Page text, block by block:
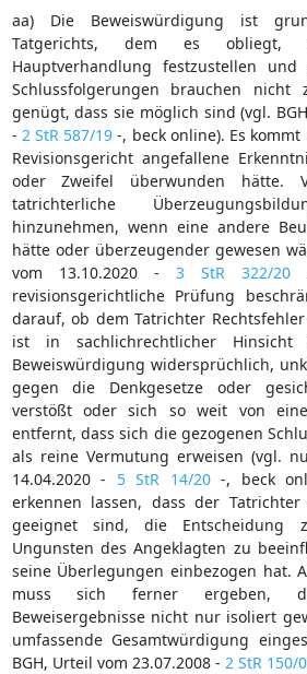
aa) Die Beweiswürdigung ist
Tatgerichts, dem es obliegt,
Hauptverhandlung festzustellen
Schlussfolgerungen brauchen
genügt, dass sie möglich sind (vgl.
- 2 StR 587/19 -, beck online). Es
Revisionsgericht angefallene
oder Zweifel überwunden hätte.
tatrichterliche
hinzunehmen, wenn eine andere
hätte oder überzeugender gewesen
vom 13.10.2020 - 3 StR 322/20-
revisionsgerichtliche Prüfung
darauf, ob dem Tatrichter
ist in sachlichrechtlicher
Beweiswürdigung widersprüchlich,
gegen die Denkgesetze oder
verstößt oder sich so weit von
entfernt, dass sich die gezogenen
als reine Vermutung erweisen (vgl.
14.04.2020 - 5 StR 14/20-, beck
erkennen lassen, dass der
geeignet sind, die Entscheidung
Ungunsten des Angeklagten zu
seine Überlegungen einbezogen hat.
muss sich ferner ergeben,
Beweisergebnisse nicht nur isoliert
umfassende Gesamtwürdigung
BGH, Urteil vom 23.07.2008 - 2 StR 150/